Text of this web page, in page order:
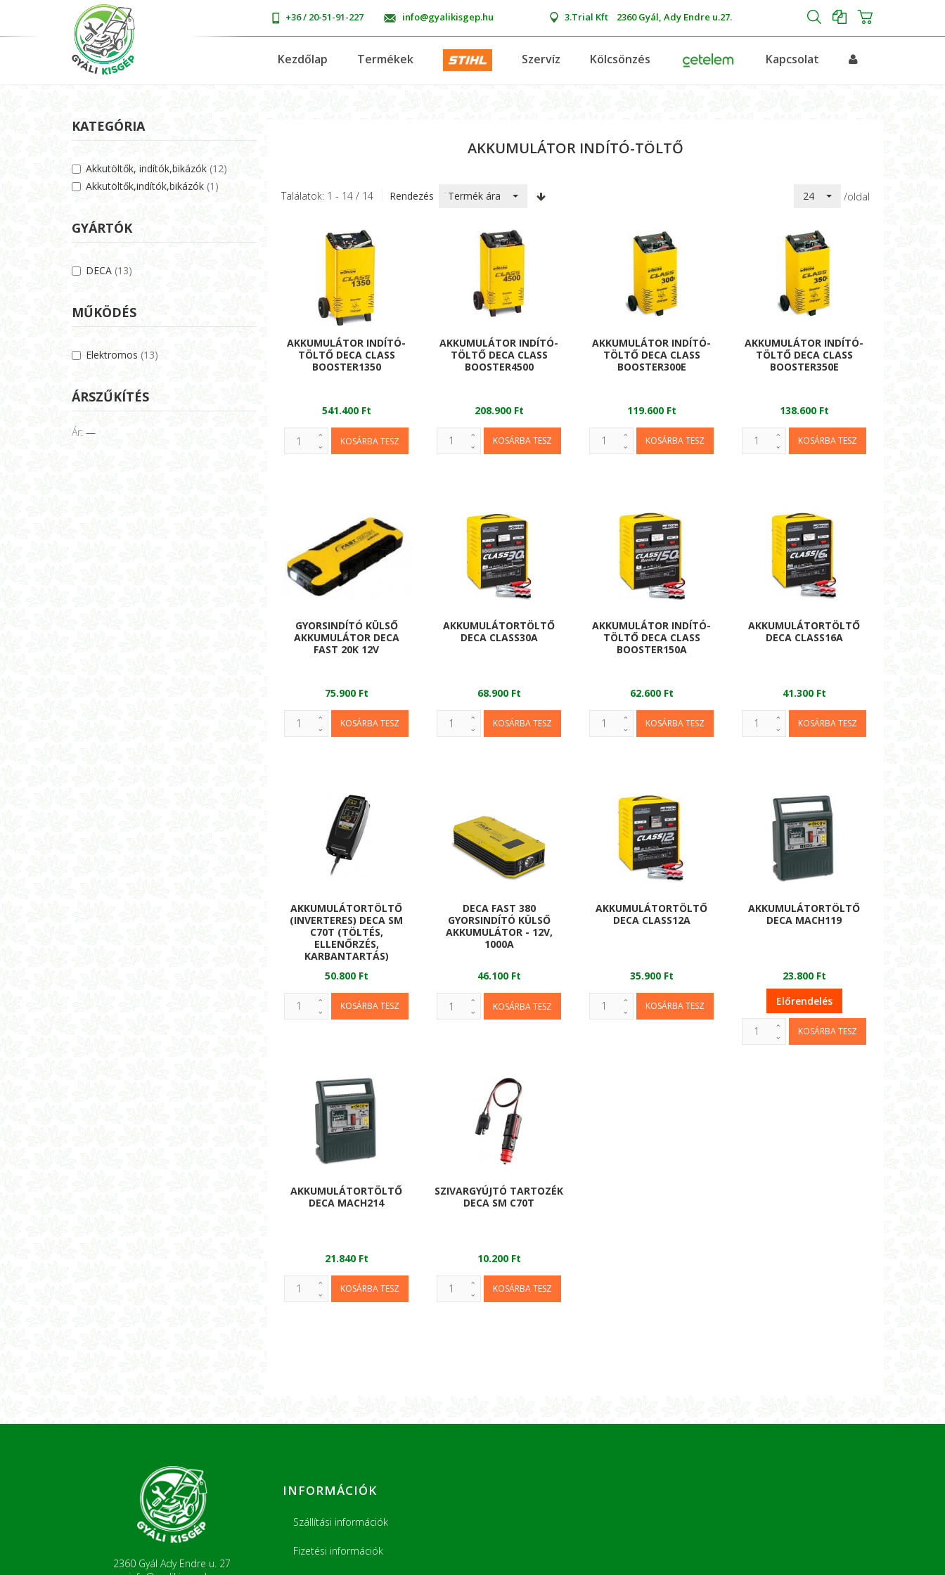
+36 / 20-51-91-227 info@gyalikisgep.hu 3.Trial Kft 2360 Gyál, Ady Endre u.27.
Kezdőlap Termékek Szervíz Kölcsönzés Kapcsolat
AKKUMULÁTOR INDÍTÓ-TÖLTŐ
Találatok: 1 - 14 / 14 Rendezés Termék ára 24 /oldal
AKKUMULÁTOR INDÍTÓ-
TÖLTŐ DECA CLASS
BOOSTER1350
541.400 Ft
AKKUMULÁTOR INDÍTÓ-
TÖLTŐ DECA CLASS
BOOSTER4500
208.900 Ft
AKKUMULÁTOR INDÍTÓ-
TÖLTŐ DECA CLASS
BOOSTER300E
119.600 Ft
AKKUMULÁTOR INDÍTÓ-
TÖLTŐ DECA CLASS
BOOSTER350E
138.600 Ft
GYORSINDÍTÓ KÜLSŐ
AKKUMULÁTOR DECA
FAST 20K 12V
75.900 Ft
AKKUMULÁTORTÖLTŐ
DECA CLASS30A
68.900 Ft
AKKUMULÁTOR INDÍTÓ-
TÖLTŐ DECA CLASS
BOOSTER150A
62.600 Ft
AKKUMULÁTORTÖLTŐ
DECA CLASS16A
41.300 Ft
AKKUMULÁTORTÖLTŐ
(INVERTERES) DECA SM
C70T (TÖLTÉS,
ELLENŐRZÉS,
KARBANTARTÁS)
50.800 Ft
DECA FAST 380
GYORSINDÍTÓ KÜLSŐ
AKKUMULÁTOR - 12V,
1000A
46.100 Ft
AKKUMULÁTORTÖLTŐ
DECA CLASS12A
35.900 Ft
AKKUMULÁTORTÖLTŐ
DECA MACH119
23.800 Ft
Előrendelés
AKKUMULÁTORTÖLTŐ
DECA MACH214
21.840 Ft
SZIVARGYÚJTÓ TARTOZÉK
DECA SM C70T
10.200 Ft
KATEGÓRIA
Akkutöltők, indítók,bikázók (12)
Akkutöltők,indítók,bikázók (1)
GYÁRTÓK
DECA (13)
MŰKÖDÉS
Elektromos (13)
ÁRSZŰKÍTÉS
Ár: —
2360 Gyál Ady Endre u. 27
INFORMÁCIÓK
Szállítási információk
Fizetési információk